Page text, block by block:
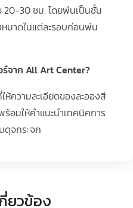
30 ซม. โดยพ่นเป็นชั้น
มาดในแต่ละรอบก่อนพ่น
ร์จาก All Art Center?
ห้ความละเอียดของละอองสี
อมให้คำแนะนำเทคนิคการ
ดุจกระจก
ยวข้อง